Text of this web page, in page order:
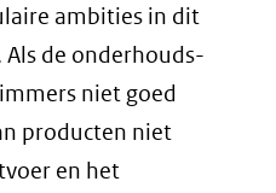
ambities in dit
de onderhouds-
niet goed
producten niet
en het